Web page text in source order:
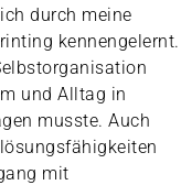
durch meine
kennengelernt.
und Alltag in
musste. Auch
mit